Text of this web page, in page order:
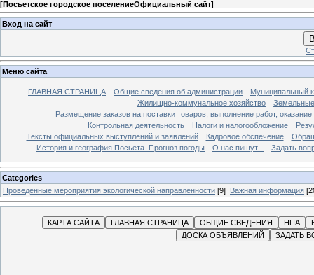
[Посьетское городское поселениеОфициальный сайт]
Вход на сайт
Меню сайта
ГЛАВНАЯ СТРАНИЦА Общие сведения об администрации
Муниципальный
Жилищно-коммунальное хозяйство
Размещение заказов на поставки товаров, выполнение работ,
Контрольная деятельность
Налоги и налогообложение
Тексты официальных выступлений и заявлений
Кадровое обспечение
История и география Посьета. Прогноз погоды
О нас пишут... Задать
Categories
Проведенные мероприятия экологической направленности [9] Важная информация